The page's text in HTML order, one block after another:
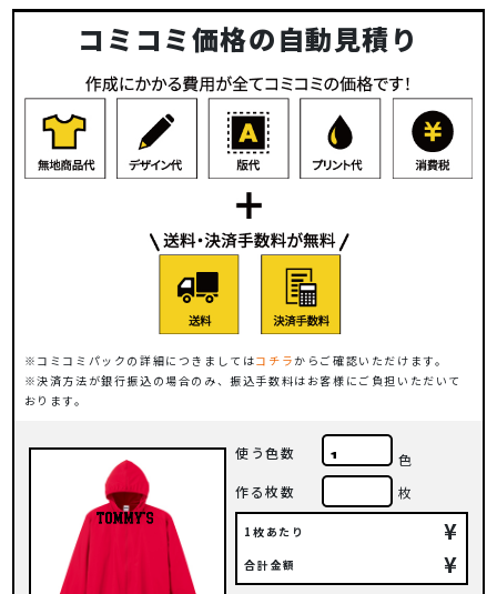
コミコミ価格の自動見積り
コミコミパックの詳細につきましてはコチラからご確認いただけます。
決済方法が銀行振込の場合のみ、振込手数料はお客様にご負担いただいて
おります。
使う色数
色
作る枚数
枚
1枚あたり ¥
合計金額 ¥